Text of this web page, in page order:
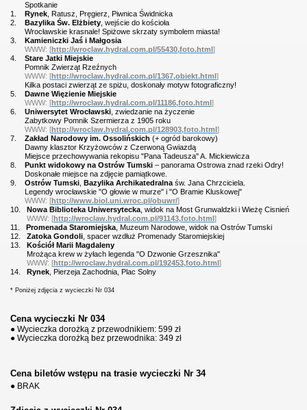
Spotkanie
1.
Rynek , Ratusz, Pręgierz, Piwnica Świdnicka
2.
Bazylika Św. Elżbiety , wejście do kościoła
Wrocławskie krasnale! Spiżowe skrzaty symbolem miasta!
3. Kamieniczki Jaś i Małgosia
WWW: [http://wroclaw.hydral.com.pl/55430,foto.html]
4.
Stare Jatki Miejskie
Pomnik Zwierząt Rzeźnych
WWW: [http://wroclaw.hydral.com.pl/1367,obiekt.html]
Kilka postaci zwierząt ze spiżu, doskonały motyw fotograficzny!
5.
Dawne Więzienie Miejskie
WWW: [http://wroclaw.hydral.com.pl/11186,foto.html]
6.
Uniwersytet Wrocławski , zwiedzanie na życzenie
Zabytkowy Pomnik Szermierza z 1905 roku
WWW: [http://wroclaw.hydral.com.pl/128903,foto.html]
7.
Zakład Narodowy im. Ossolińskich (+ ogród barokowy)
Dawny klasztor Krzyżowców z Czerwoną Gwiazdą
Miejsce przechowywania rekopisu "Pana Tadeusza" A. Mickiewicza
8.
Punkt widokowy na Ostrów Tumski – panorama Ostrowa znad rzeki Odry!
Doskonałe miejsce na zdjęcie pamiątkowe.
9.
Ostrów Tumski Bazylika Archikatedralna św. Jana Chrzciciela
Legendy wrocławskie "O głowie w murze" i "O Bramie Kluskowej"
WWW: [http://www.biol.uni.wroc.pl/obuwr/]
10.
Nowa Biblioteka Uniwersytecka , widok na Most Grunwaldzki i Wieżę Cisnień
WWW: [http://wroclaw.hydral.com.pl/91143,foto.html]
11.
Promenada Staromiejska , Muzeum Narodowe, widok na Ostrów Tumski
12.
Zatoka Gondoli , spacer wzdłuż Promenady Staromiejskiej
13.
Kościół Marii Magdaleny
Mrożąca krew w żyłach legenda "O Dzwonie Grzesznika"
WWW: [http://wroclaw.hydral.com.pl/192453,foto.html]
14.
Rynek , Pierzeja Zachodnia, Plac Solny
* Poniżej zdjęcia z wycieczki Nr 034
Cena wycieczki Nr 034
● Wycieczka dorożką z przewodnikiem: 599 zł
● Wycieczka dorożką bez przewodnika: 349 zł
Cena biletów wstępu na trasie wycieczki Nr 34
● BRAK